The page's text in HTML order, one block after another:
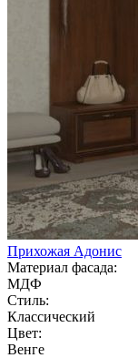
Прихожая Адонис
Материал фасада:
МДФ
Стиль:
Классический
Цвет:
Венге